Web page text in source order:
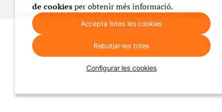
© 1999-2026 festes.org
Crèdits del webAvís legalPolítica de privadesaÚs de galetesContacte
de cookiesper obtenir més informació.
Accepta totes les cookies
Rebutjar-les totes
Configurar les cookies